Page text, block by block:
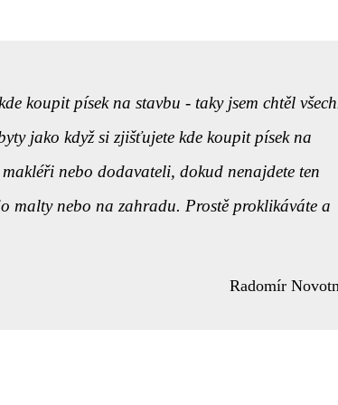
koupit písek na stavbu - taky jsem chtěl
jako když si zjišťujete kde koupit písekna
nebo dodavateli, dokud nenajdete ten
malty nebo na zahradu. Prostě proklikáváte a
Radomír